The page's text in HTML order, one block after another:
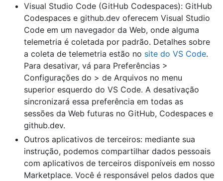
Visual Studio Code (GitHub Codespaces): GitHub
Codespaces e github.dev oferecem Visual Studio
Code em um navegador da Web, onde alguma
telemetria é coletada por padrão. Detalhes sobre
a coleta de telemetria estão no site do VS Code.
Para desativar, vá para Preferências >
Configurações do > de Arquivos no menu
superior esquerdo do VS Code. A desativação
sincronizará essa preferência em todas as
sessões da Web futuras no GitHub, Codespaces e
github.dev.
Outros aplicativos de terceiros: mediante sua
instrução, podemos compartilhar dados pessoais
com aplicativos de terceiros disponíveis em nosso
Marketplace. Você é responsável pelos dados que